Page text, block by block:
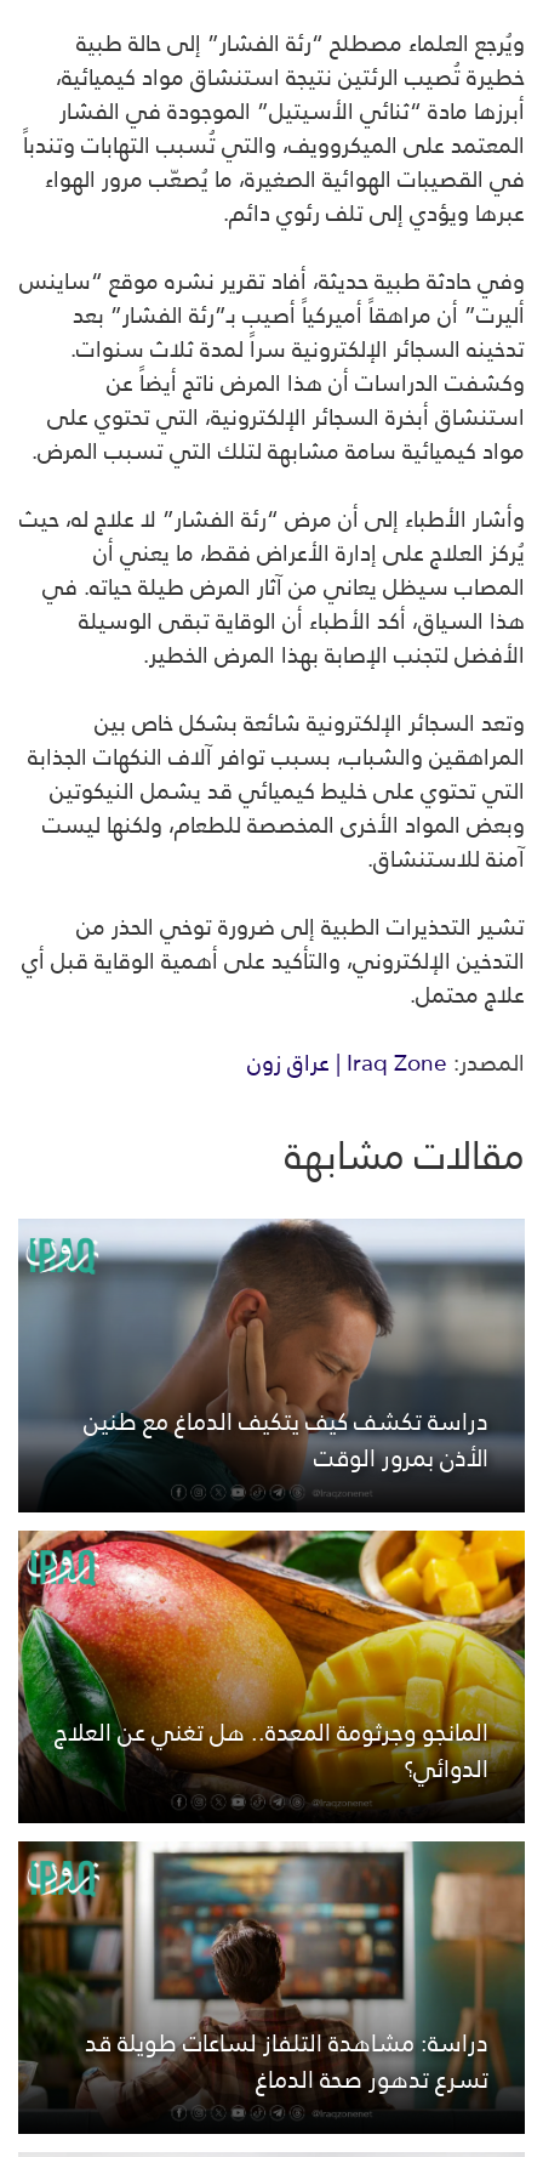
ويُرجع العلماء مصطلح “رئة الفشار” إلى حالة طبية
خطيرة تُصيب الرئتين نتيجة استنشاق مواد كيميائية،
أبرزها مادة “ثنائي الأسيتيل” الموجودة في الفشار
المعتمد على الميكروويف، والتي تُسبب التهابات وتندباً
في القصيبات الهوائية الصغيرة، ما يُصعّب مرور الهواء
عبرها ويؤدي إلى تلف رئوي دائم.
وفي حادثة طبية حديثة، أفاد تقرير نشره موقع “ساينس
أليرت” أن مراهقاً أميركياً أصيب بـ”رئة الفشار” بعد
تدخينه السجائر الإلكترونية سراً لمدة ثلاث سنوات.
وكشفت الدراسات أن هذا المرض ناتج أيضاً عن
استنشاق أبخرة السجائر الإلكترونية، التي تحتوي على
مواد كيميائية سامة مشابهة لتلك التي تسبب المرض.
وأشار الأطباء إلى أن مرض “رئة الفشار” لا علاج له، حيث
يُركز العلاج على إدارة الأعراض فقط، ما يعني أن
المصاب سيظل يعاني من آثار المرض طيلة حياته. في
هذا السياق، أكد الأطباء أن الوقاية تبقى الوسيلة
الأفضل لتجنب الإصابة بهذا المرض الخطير.
وتعد السجائر الإلكترونية شائعة بشكل خاص بين
المراهقين والشباب، بسبب توافر آلاف النكهات الجذابة
التي تحتوي على خليط كيميائي قد يشمل النيكوتين
وبعض المواد الأخرى المخصصة للطعام، ولكنها ليست
آمنة للاستنشاق.
تشير التحذيرات الطبية إلى ضرورة توخي الحذر من
التدخين الإلكتروني، والتأكيد على أهمية الوقاية قبل أي
علاج محتمل.
المصدر:Iraq Zone | عراق زون
مقالات مشابهة
دراسة تكشف كيف يتكيف الدماغ مع طنين
الأذن بمرور الوقت
المانجو وجرثومة المعدة.. هل تغني عن العلاج
الدوائي؟
دراسة: مشاهدة التلفاز لساعات طويلة قد
تسرع تدهور صحة الدماغ